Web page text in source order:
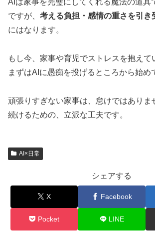
AIは家事を完璧にしてくれる魔法の道具
ですが、 考える負担・感情の重さを引き
にはなります。
もし今、家事や育児でストレスを抱えて
まずはAIに愚痴を投げるところから始め
頑張りすぎない家事は、怠けではありま
続けるための、立派な工夫です。
AI×日常
シェアする
X Facebook
Pocket LINE